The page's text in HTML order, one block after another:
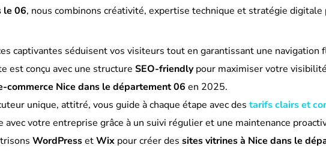
le 06, nous combinons créativité, expertise technique et stratégie
captivantes séduisent vos visiteurs tout en garantissant une navigation
est conçu avec une structure SEO-friendlypour maximiser votre
commerce Nice dans le département 06 en 2025.
unique, attitré, vous guide à chaque étape avec des tarifs clairs et
avec votre entreprise grâce à un suivi régulier et une maintenance
WordPressetWixpour créer des sites vitrines à Nice dans le